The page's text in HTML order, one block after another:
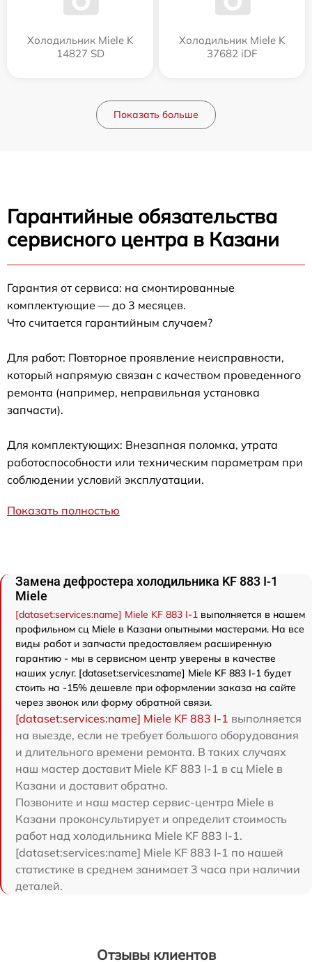
Холодильник Miele K
14827 SD
Холодильник Miele K
37682 iDF
Показать больше
Гарантийные обязательства
сервисного центра в Казани
Гарантия от сервиса: на смонтированные
комплектующие — до 3 месяцев.
Что считается гарантийным случаем?
Для работ: Повторное проявление неисправности,
который напрямую связан с качеством проведенного
ремонта (например, неправильная установка
запчасти).
Для комплектующих: Внезапная поломка, утрата
работоспособности или техническим параметрам при
соблюдении условий эксплуатации.
Показать полностью
Замена дефростера холодильника KF 883 I-1
Miele
[dataset:services:name] Miele KF 883 I-1 выполняется в нашем
профильном сц Miele в Казани опытными мастерами. На все
виды работ и запчасти предоставляем расширенную
гарантию - мы в сервисном центр уверены в качестве
наших услуг. [dataset:services:name] Miele KF 883 I-1 будет
стоить на -15% дешевле при оформлении заказа на сайте
через звонок или форму обратной связи.
[dataset:services:name] Miele KF 883 I-1 выполняется
на выезде, если не требует большого оборудования
и длительного времени ремонта. В таких случаях
наш мастер доставит Miele KF 883 I-1 в сц Miele в
Казани и доставит обратно.
Позвоните и наш мастер сервис-центра Miele в
Казани проконсультирует и определит стоимость
работ над холодильника Miele KF 883 I-1.
[dataset:services:name] Miele KF 883 I-1 по нашей
статистике в среднем занимает 3 часа при наличии
деталей.
Отзывы клиентов